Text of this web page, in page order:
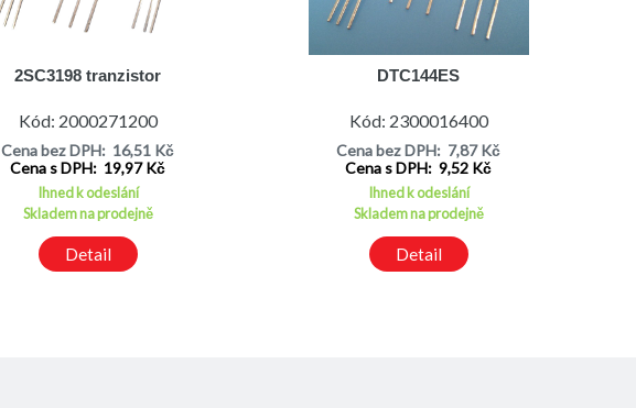
2SC3198 tranzistor
Kód: 2000271200
Cena bez DPH: 16,51 Kč
Cena s DPH: 19,97 Kč
Ihned k odeslání
Skladem na prodejně
Detail
DTC144ES
Kód: 2300016400
Cena bez DPH: 7,87 Kč
Cena s DPH: 9,52 Kč
Ihned k odeslání
Skladem na prodejně
Detail